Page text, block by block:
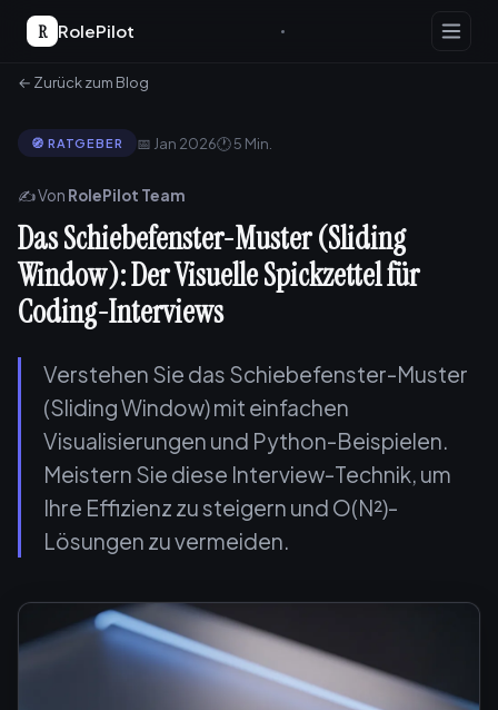
R RolePilot
← Zurück zum Blog
🧭 RATGEBER 📅 Jan 2026🕐 5 Min.
✍️ Von RolePilot Team
Das Schiebefenster-Muster (Sliding
Window): Der Visuelle Spickzettel für
Coding-Interviews
Verstehen Sie das Schiebefenster-Muster
(Sliding Window) mit einfachen
Visualisierungen und Python-Beispielen.
Meistern Sie diese Interview-Technik, um
Ihre Effizienz zu steigern und O(N²)-
Lösungen zu vermeiden.